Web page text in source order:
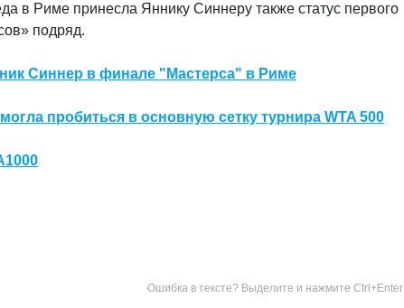
в Риме принесла Яннику Синнеру также статус первого
подряд.
Синнер в финале "Мастерса" в Риме
пробиться в основную сетку турнира WTA 500
Ошибка в тексте? Выделите и нажмите Ctrl+Enter